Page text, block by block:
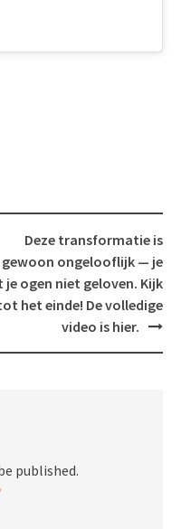
Deze transformatie is
gewoon ongelooflijk — je
je ogen niet geloven. Kijk
het einde! De volledige
video is hier.
published.